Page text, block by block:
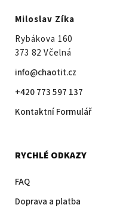
Miloslav Zíka
Rybákova 160
373 82 Včelná
info@chaotit.cz
+420 773 597 137
Kontaktní Formulář
RYCHLÉ ODKAZY
FAQ
Doprava a platba